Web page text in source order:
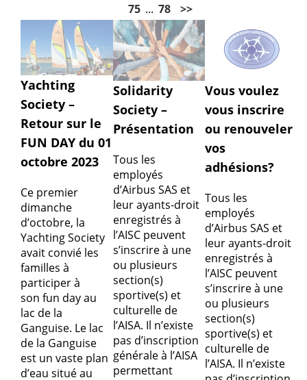
75 ... 78 >>
Yachting
Society –
Retour sur le
FUN DAY du 01
octobre 2023
Ce premier
dimanche
d’octobre, la
Yachting Society
avait convié les
familles à
participer à
son fun day au
lac de la
Ganguise. Le lac
de la Ganguise
est un vaste plan
d’eau situé au
Solidarity
Society –
Présentation
Tous les
employés
d’Airbus SAS et
leur ayants-droit
enregistrés à
l’AISC peuvent
s’inscrire à une
ou plusieurs
section(s)
sportive(s) et
culturelle de
l’AISA. Il n’existe
pas d’inscription
générale à l’AISA
permettant
Vous voulez
vous inscrire
ou renouveler
vos
adhésions?
Tous les
employés
d’Airbus SAS et
leur ayants-droit
enregistrés à
l’AISC peuvent
s’inscrire à une
ou plusieurs
section(s)
sportive(s) et
culturelle de
l’AISA. Il n’existe